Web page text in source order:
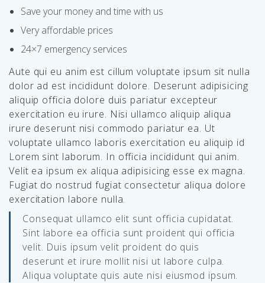
Save your money and time with us
Very affordable prices
24×7 emergency services
Aute qui eu anim est cillum voluptate ipsum sit nulla
dolor ad est incididunt dolore. Deserunt adipisicing
aliquip officia dolore duis pariatur excepteur
exercitation eu irure. Nisi ullamco aliquip aliqua
irure deserunt nisi commodo pariatur ea. Ut
voluptate ullamco laboris exercitation eu aliquip id
Lorem sint laborum. In officia incididunt qui anim.
Velit ea ipsum ex aliqua adipisicing esse ex magna.
Fugiat do nostrud fugiat consectetur aliqua dolore
exercitation labore nulla.
Consequat ullamco elit sunt officia cupidatat.
Sint labore ea officia sunt proident qui officia
velit. Duis ipsum velit proident do quis
deserunt et irure mollit nisi ut labore culpa.
Aliqua voluptate quis aute nisi eiusmod ipsum.